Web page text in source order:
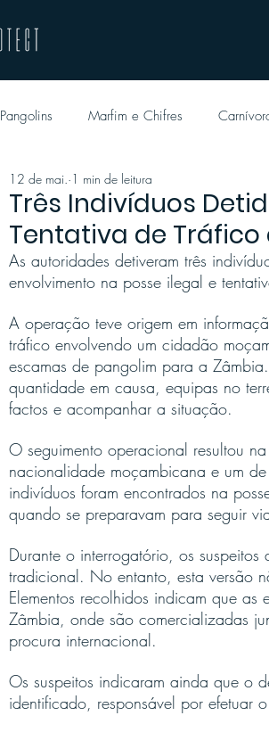
Pangolins Marfim e Chifres
Três Indivíduos
Tentativa de Tráfico
12 de mai. 1 min de leitura
As autoridades detiveram três
envolvimento na posse ilegal e
A operação teve origem em
tráfico envolvendo um cidadão
escamas de pangolim para a
quantidade em causa, equipas no
factos e acompanhar a situação.
O seguimento operacional resultou
nacionalidade moçambicana e um
indivíduos foram encontrados na
quando se preparavam para seguir
Durante o interrogatório, os
tradicional. No entanto, esta versão
Elementos recolhidos indicam que
Zâmbia, onde são comercializadas
procura internacional.
Os suspeitos indicaram ainda que o
identificado, responsável por efetuar